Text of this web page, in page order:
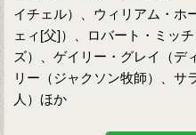
イチェル）、ウィリアム・ホ
ェィ[父]）、ロバート・ミッ
ズ）、ゲイリー・グレイ（デ
リー（ジャクソン牧師）、サ
人）ほか